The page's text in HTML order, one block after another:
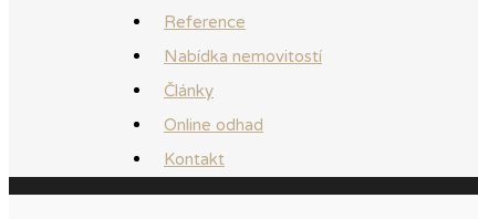
Reference
Nabídka nemovitostí
Články
Online odhad
Kontakt